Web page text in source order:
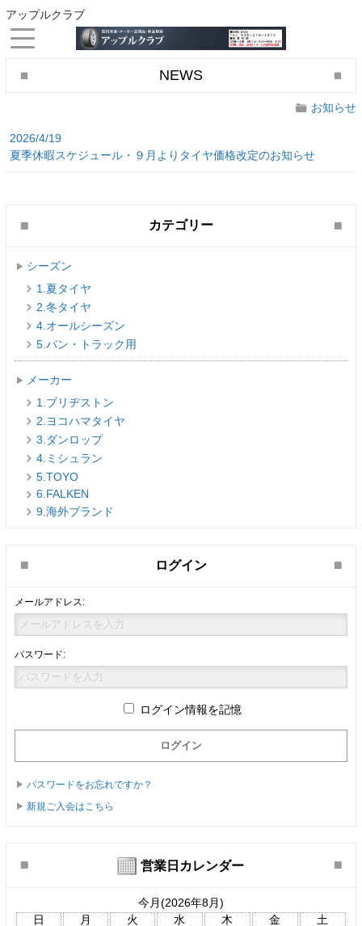
アップルクラブ
NEWS
お知らせ
2026/4/19
夏季休暇スケジュール・９月よりタイヤ価格改定のお知らせ
カテゴリー
シーズン
1.夏タイヤ
2.冬タイヤ
4.オールシーズン
5.バン・トラック用
メーカー
1.ブリヂストン
2.ヨコハマタイヤ
3.ダンロップ
4.ミシュラン
5.TOYO
6.FALKEN
9.海外ブランド
ログイン
メールアドレス:
パスワード:
ログイン情報を記憶
パスワードをお忘れですか？
新規ご入会はこちら
営業日カレンダー
今月(2026年8月)
日
月 火 水 木 金
土